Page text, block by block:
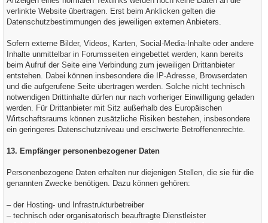
verlinkte Website übertragen. Erst beim Anklicken gelten die
Datenschutzbestimmungen des jeweiligen externen Anbieters.
Sofern externe Bilder, Videos, Karten, Social-Media-Inhalte oder andere
Inhalte unmittelbar in Forumsseiten eingebettet werden, kann bereits
beim Aufruf der Seite eine Verbindung zum jeweiligen Drittanbieter
entstehen. Dabei können insbesondere die IP-Adresse, Browserdaten
und die aufgerufene Seite übertragen werden. Solche nicht technisch
notwendigen Drittinhalte dürfen nur nach vorheriger Einwilligung geladen
werden. Für Drittanbieter mit Sitz außerhalb des Europäischen
Wirtschaftsraums können zusätzliche Risiken bestehen, insbesondere
ein geringeres Datenschutzniveau und erschwerte Betroffenenrechte.
13. Empfänger personenbezogener Daten
Personenbezogene Daten erhalten nur diejenigen Stellen, die sie für die
genannten Zwecke benötigen. Dazu können gehören:
– der Hosting- und Infrastrukturbetreiber
– technisch oder organisatorisch beauftragte Dienstleister